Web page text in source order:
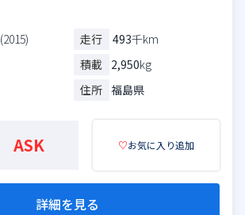
(2015) 走行 493千km
積載 2,950kg
住所 福島県
ASK ♡お気に入り追加
詳細を見る